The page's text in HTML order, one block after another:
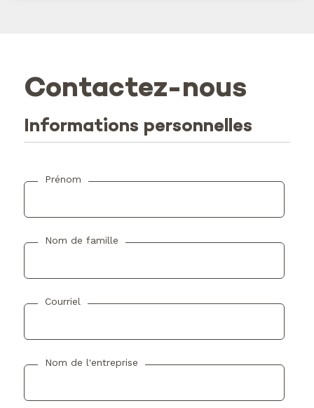
Contactez-nous
Informations personnelles
Prénom
Nom de famille
Courriel
Nom de l'entreprise